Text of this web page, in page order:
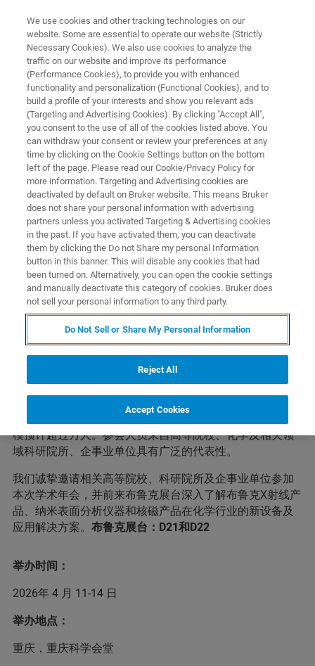
中国化学会第35届学术年会
联系我们
会议简介
中国化学会第35届学术年会将于2026年4月11-14日在重庆
市举办，4月10日报到。
近年来，中国化学会学术年会规模不断扩大，影响力不断
提升，已经成为化学及相关领域门类最全、规模最大、层
次最高的综合性学术交流平台。本届年会已确定设置学术
分会72个及前沿、特色学术论坛若干，本届年会的参会规
模预计超过万人。参会人员来自高等院校、化学及相关领
域科研院所、企事业单位具有广泛的代表性。
我们诚挚邀请相关高等院校、科研院所及企事业单位参加
本次学术年会，并前来布鲁克展台深入了解布鲁克X射线产
品、纳米表面分析仪器和核磁产品在化学行业的新设备及
应用解决方案。 布鲁克展台：D21和D22
举办时间：
2026年 4 月 11-14 日
举办地点：
重庆，重庆科学会堂
We use cookies and other tracking technologies on our
website. Some are essential to operate our website (Strictly
Necessary Cookies). We also use cookies to analyze the
traffic on our website and improve its performance
(Performance Cookies), to provide you with enhanced
functionality and personalization (Functional Cookies), and to
build a profile of your interests and show you relevant ads
(Targeting and Advertising Cookies). By clicking "Accept All",
you consent to the use of all of the cookies listed above. You
can withdraw your consent or review your preferences at any
time by clicking on the Cookie Settings button on the bottom
left of the page. Please read our Cookie/Privacy Policy for
more information. Targeting and Advertising cookies are
deactivated by default on Bruker website. This means Bruker
does not share your personal information with advertising
partners unless you activated Targeting & Advertising cookies
in the past. If you have activated them, you can deactivate
them by clicking the Do not Share my personal Information
button in this banner. This will disable any cookies that had
been turned on. Alternatively, you can open the cookie settings
and manually deactivate this category of cookies. Bruker does
not sell your personal information to any third party.
Do Not Sell or Share My Personal Information
Reject All
Accept Cookies